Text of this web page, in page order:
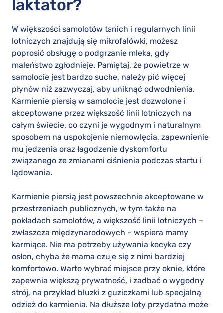
laktator?
W większości samolotów tanich i regularnych linii
lotniczych znajdują się mikrofalówki, możesz
poprosić obsługę o podgrzanie mleka, gdy
maleństwo zgłodnieje. Pamiętaj, że powietrze w
samolocie jest bardzo suche, należy pić więcej
płynów niż zazwyczaj, aby uniknąć odwodnienia.
Karmienie piersią w samolocie jest dozwolone i
akceptowane przez większość linii lotniczych na
całym świecie, co czyni je wygodnym i naturalnym
sposobem na uspokojenie niemowlęcia, zapewnienie
mu jedzenia oraz łagodzenie dyskomfortu
związanego ze zmianami ciśnienia podczas startu i
lądowania.
Karmienie piersią jest powszechnie akceptowane w
przestrzeniach publicznych, w tym także na
pokładach samolotów, a większość linii lotniczych –
zwłaszcza międzynarodowych – wspiera mamy
karmiące. Nie ma potrzeby używania kocyka czy
osłon, chyba że mama czuje się z nimi bardziej
komfortowo. Warto wybrać miejsce przy oknie, które
zapewnia większą prywatność, i zadbać o wygodny
strój, na przykład bluzki z guziczkami lub specjalną
odzież do karmienia. Na dłuższe loty przydatna może